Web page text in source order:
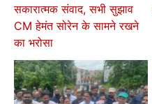
सकारात्मक संवाद, सभी सुझाव
CM हेमंत सोरेन के सामने रखने
का भरोसा